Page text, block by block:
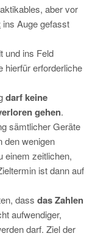
aber vor
ins Auge gefasst
und ins Feld
hierfür erforderliche
darf keine
gehen.
sämtlicher Geräte
den wenigen
einem zeitlichen,
ist dann auf
dass das Zahlen
aufwendiger,
darf. Ziel der